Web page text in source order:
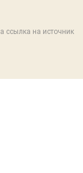
ссылка на источник